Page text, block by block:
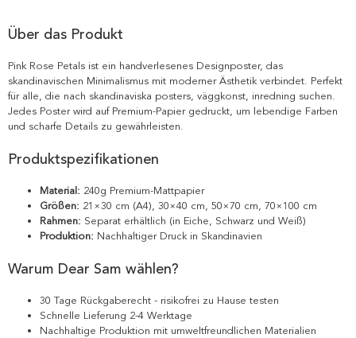
Über das Produkt
Pink Rose Petals ist ein handverlesenes Designposter, das
skandinavischen Minimalismus mit moderner Ästhetik verbindet. Perfekt
für alle, die nach skandinaviska posters, väggkonst, inredning suchen.
Jedes Poster wird auf Premium-Papier gedruckt, um lebendige Farben
und scharfe Details zu gewährleisten.
Produktspezifikationen
Material: 240g Premium-Mattpapier
Größen: 21×30 cm (A4), 30×40 cm, 50×70 cm, 70×100 cm
Rahmen: Separat erhältlich (in Eiche, Schwarz und Weiß)
Produktion: Nachhaltiger Druck in Skandinavien
Warum Dear Sam wählen?
30 Tage Rückgaberecht - risikofrei zu Hause testen
Schnelle Lieferung 2-4 Werktage
Nachhaltige Produktion mit umweltfreundlichen Materialien